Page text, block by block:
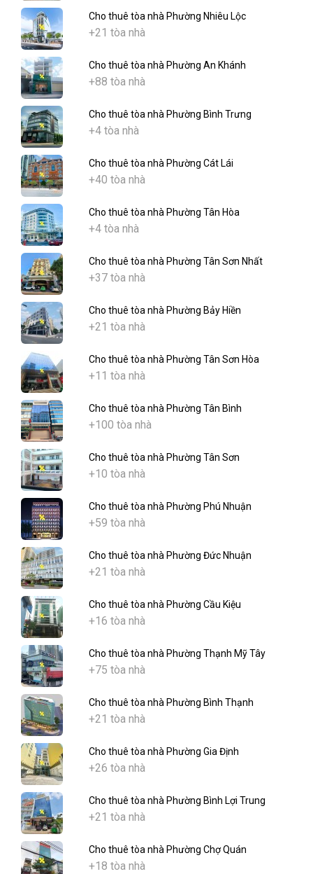
Cho thuê tòa nhà Phường Nhiêu Lộc
+21 tòa nhà
Cho thuê tòa nhà Phường An Khánh
+88 tòa nhà
Cho thuê tòa nhà Phường Bình Trưng
+4 tòa nhà
Cho thuê tòa nhà Phường Cát Lái
+40 tòa nhà
Cho thuê tòa nhà Phường Tân Hòa
+4 tòa nhà
Cho thuê tòa nhà Phường Tân Sơn Nhất
+37 tòa nhà
Cho thuê tòa nhà Phường Bảy Hiền
+21 tòa nhà
Cho thuê tòa nhà Phường Tân Sơn Hòa
+11 tòa nhà
Cho thuê tòa nhà Phường Tân Bình
+100 tòa nhà
Cho thuê tòa nhà Phường Tân Sơn
+10 tòa nhà
Cho thuê tòa nhà Phường Phú Nhuận
+59 tòa nhà
Cho thuê tòa nhà Phường Đức Nhuận
+21 tòa nhà
Cho thuê tòa nhà Phường Cầu Kiệu
+16 tòa nhà
Cho thuê tòa nhà Phường Thạnh Mỹ Tây
+75 tòa nhà
Cho thuê tòa nhà Phường Bình Thạnh
+21 tòa nhà
Cho thuê tòa nhà Phường Gia Định
+26 tòa nhà
Cho thuê tòa nhà Phường Bình Lợi Trung
+21 tòa nhà
Cho thuê tòa nhà Phường Chợ Quán
+18 tòa nhà